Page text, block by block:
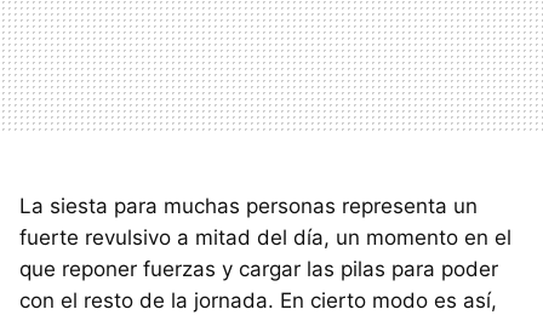
La siesta para muchas personas representa un
fuerte revulsivo a mitad del día, un momento en el
que reponer fuerzas y cargar las pilas para poder
con el resto de la jornada. En cierto modo es así,